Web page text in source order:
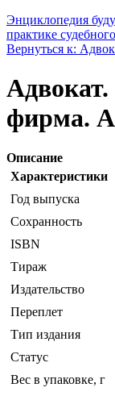
Энциклопедия
практике
Вернуться к:
фирма.
Описание
Характеристики
Год выпуска
Сохранность
ISBN
Тираж
Издательство
Переплет
Тип издания
Статус
Вес в упаковке, г